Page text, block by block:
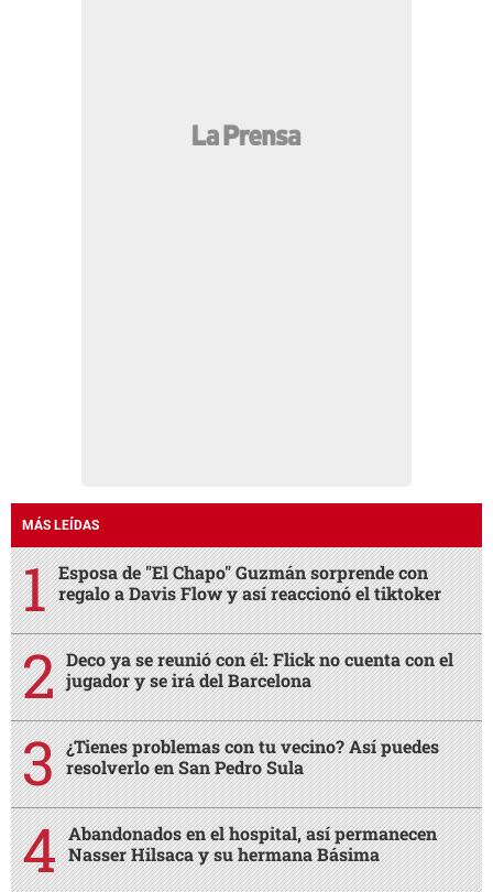
MÁS LEÍDAS
Esposa de "El Chapo" Guzmán sorprende con
regalo a Davis Flow y así reaccionó el tiktoker
Deco ya se reunió con él: Flick no cuenta con el
jugador y se irá del Barcelona
¿Tienes problemas con tu vecino? Así puedes
resolverlo en San Pedro Sula
Abandonados en el hospital, así permanecen
Nasser Hilsaca y su hermana Básima